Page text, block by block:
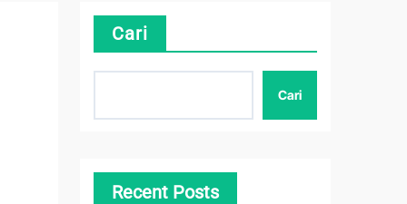
Cari
Cari
Recent Posts